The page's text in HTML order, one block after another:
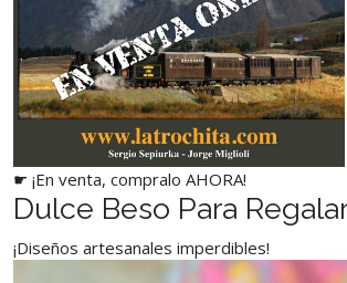
☛ ¡En venta, compralo AHORA!
Dulce Beso Para
¡Diseños artesanales imperdibles!